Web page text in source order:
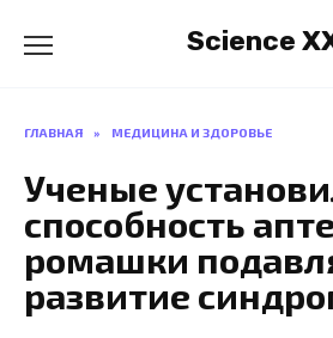
содержанию
Science
ГЛАВНАЯ » МЕДИЦИНА И ЗДОРОВЬЕ
Ученые
способность
ромашки
развитие